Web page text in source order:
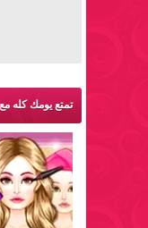
تمتع يومك كله
ألعاب مكياج: